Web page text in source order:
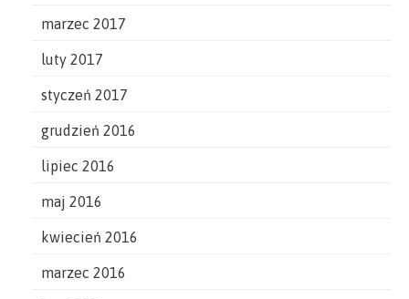
marzec 2017
luty 2017
styczeń 2017
grudzień 2016
lipiec 2016
maj 2016
kwiecień 2016
marzec 2016